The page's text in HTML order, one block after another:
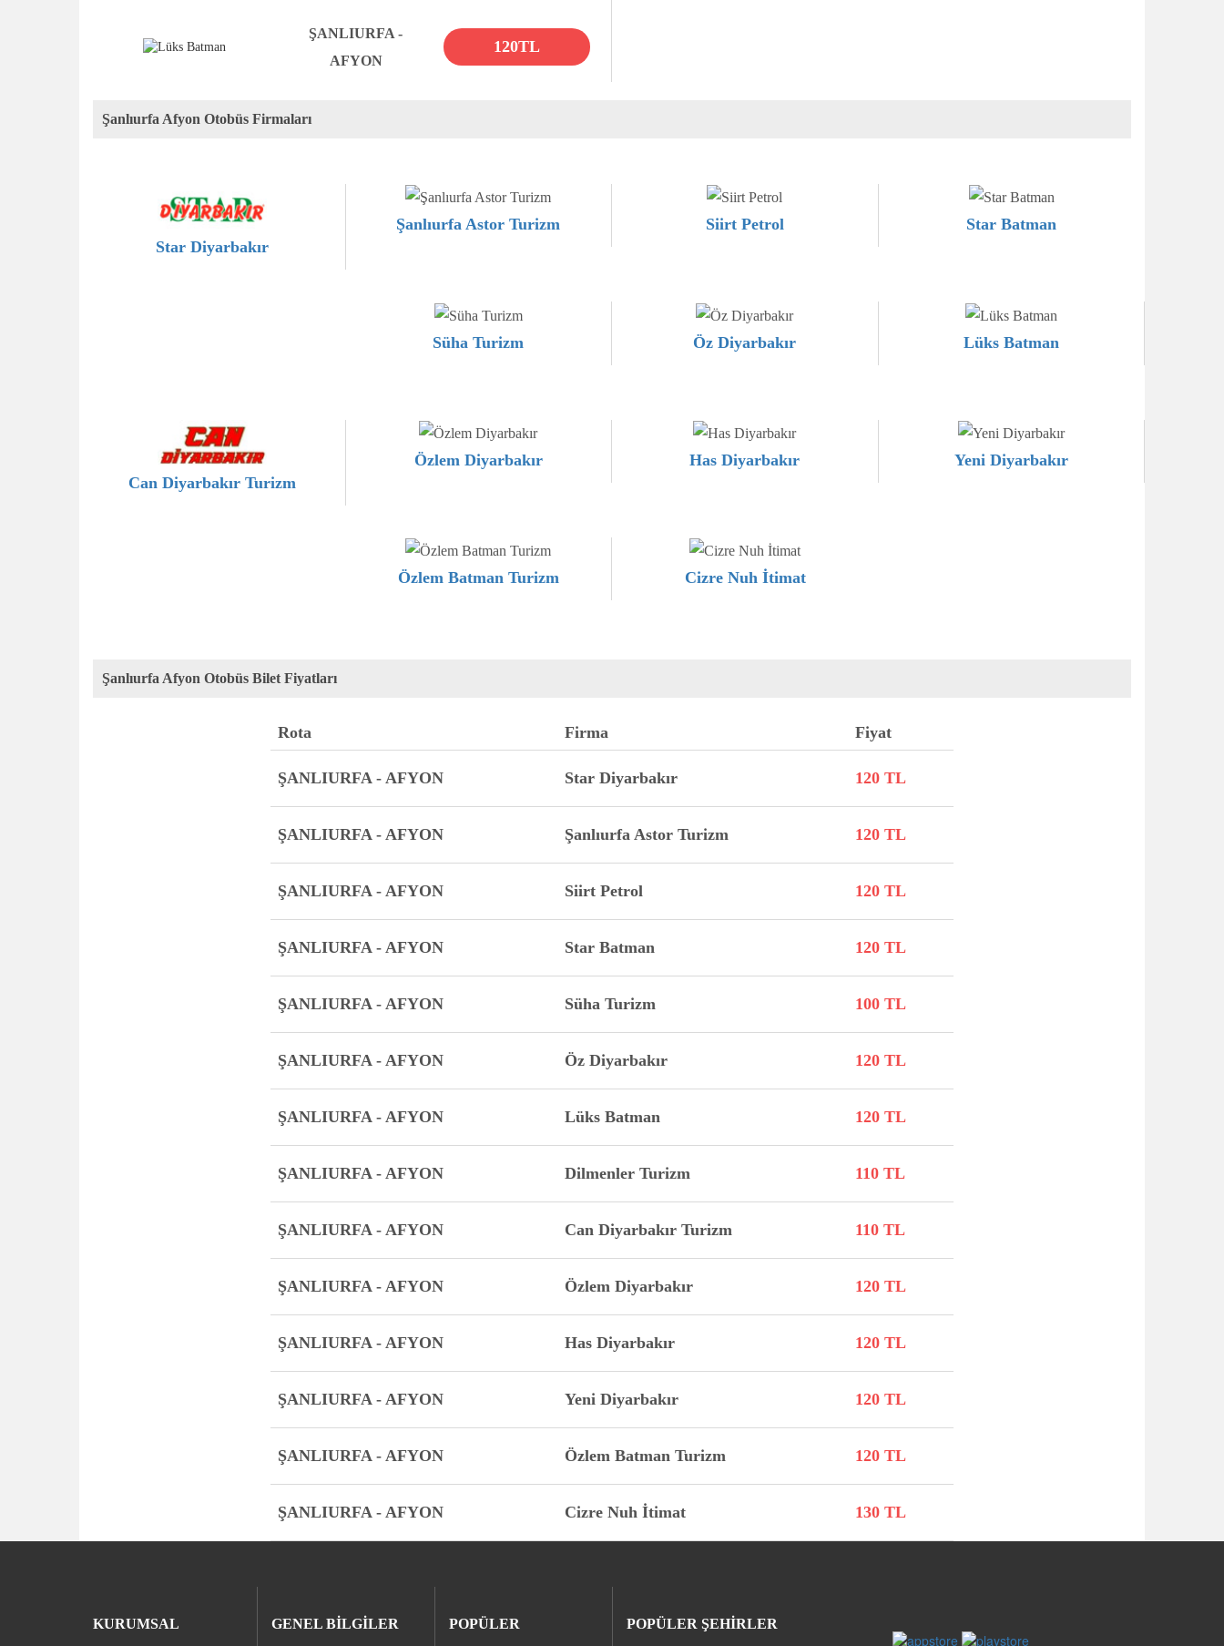
ŞANLIURFA -
AFYON
120TL
Şanlıurfa Afyon Otobüs Firmaları
Star Diyarbakır
Şanlıurfa Astor Turizm Siirt Petrol Star Batman
Süha Turizm Öz Diyarbakır Lüks Batman
Can Diyarbakır Turizm
Özlem Diyarbakır Has Diyarbakır Yeni Diyarbakır
Özlem Batman Turizm Cizre Nuh İtimat
Şanlıurfa Afyon Otobüs Bilet Fiyatları
Rota Firma Fiyat
ŞANLIURFA - AFYON Star Diyarbakır 120 TL
ŞANLIURFA - AFYON Şanlıurfa Astor Turizm 120 TL
ŞANLIURFA - AFYON Siirt Petrol 120 TL
ŞANLIURFA - AFYON Star Batman 120 TL
ŞANLIURFA - AFYON Süha Turizm 100 TL
ŞANLIURFA - AFYON Öz Diyarbakır 120 TL
ŞANLIURFA - AFYON Lüks Batman 120 TL
ŞANLIURFA - AFYON Dilmenler Turizm 110 TL
ŞANLIURFA - AFYON Can Diyarbakır Turizm 110 TL
ŞANLIURFA - AFYON Özlem Diyarbakır 120 TL
ŞANLIURFA - AFYON Has Diyarbakır 120 TL
ŞANLIURFA - AFYON Yeni Diyarbakır 120 TL
ŞANLIURFA - AFYON Özlem Batman Turizm 120 TL
ŞANLIURFA - AFYON Cizre Nuh İtimat 130 TL
KURUMSAL GENEL BİLGİLER POPÜLER POPÜLER ŞEHİRLER